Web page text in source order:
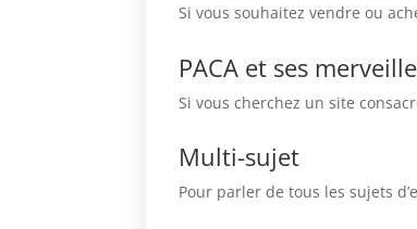
Si vous souhaitez vendre ou
PACA et ses
Si vous cherchez un site
Multi-sujet
Pour parler de tous les sujets